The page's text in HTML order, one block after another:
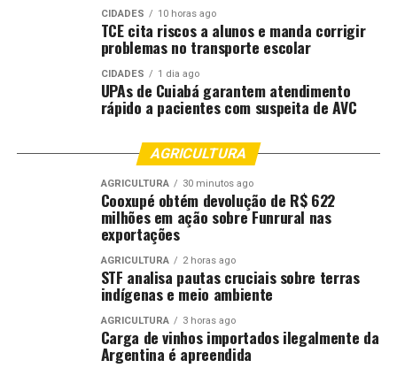
2025), e mais 1.407 km em execução e
contratação;
Asfalto recuperado: 3.777 km entregues (2019-
dez. de 2025), e mais 1.247 km em execução e
contratação;
em obras;
Aduelas: 911 executadas, e 135 em execução e
contratação;
BR-163: 230 km de duplicação entregue ao longo
da rodovia, após Governo de MT apresentar
solução histórica e assumir concessão da rodovia;
Investimento de R$ 4,1 bilhões;
1ª Ferrovia Estadual do Brasil:
CIDADES 10 horas ago
TCE cita riscos a alunos e manda corrigir
problemas no transporte escolar
CIDADES 1 dia ago
UPAs de Cuiabá garantem atendimento
rápido a pacientes com suspeita de AVC
AGRICULTURA
AGRICULTURA 30 minutos ago
Cooxupé obtém devolução de R$ 622
milhões em ação sobre Funrural nas
exportações
AGRICULTURA 2 horas ago
STF analisa pautas cruciais sobre terras
indígenas e meio ambiente
AGRICULTURA 3 horas ago
Carga de vinhos importados ilegalmente da
Argentina é apreendida